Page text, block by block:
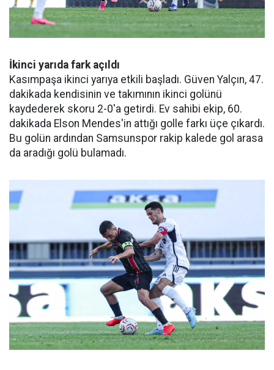
İkinci yarıda fark açıldı
Kasımpaşa ikinci yarıya etkili başladı. Güven Yalçın, 47.
dakikada kendisinin ve takımının ikinci golünü
kaydederek skoru 2-0'a getirdi. Ev sahibi ekip, 60.
dakikada Elson Mendes'in attığı golle farkı üçe çıkardı.
Bu golün ardından Samsunspor rakip kalede gol arasa
da aradığı golü bulamadı.